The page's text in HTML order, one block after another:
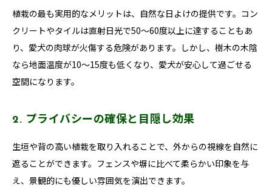
植栽の最も実用的なメリットは、自然な日よけの提供です。コン
クリートやタイルは直射日光で50〜60度以上に達することもあ
り、愛犬の肉球が火傷する危険があります。しかし、樹木の木陰
なら地面温度が10〜15度も低くなり、愛犬が安心して過ごせる
空間になります。
2. プライバシーの確保と目隠し効果
生垣や背の高い植栽を取り入れることで、外からの視線を自然に
遮ることができます。フェンスや塀に比べて柔らかい印象を与
え、景観的にも優しい雰囲気を演出できます。